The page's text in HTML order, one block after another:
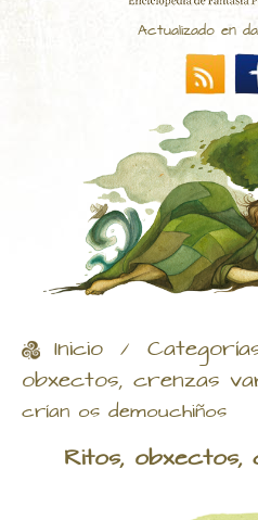
Actualizado en
Inicio /
obxectos, crenzas
crían os demouchiños
Ritos, obxectos,